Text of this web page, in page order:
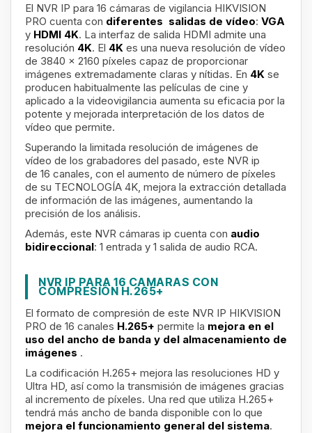
El NVR IP para 16 cámaras de vigilancia HIKVISION
PRO cuenta con diferentes salidas de vídeo: VGA
y HDMI 4K. La interfaz de salida HDMI admite una
resolución 4K. El 4K es una nueva resolución de vídeo
de 3840 x 2160 píxeles capaz de proporcionar
imágenes extremadamente claras y nítidas. En 4K se
producen habitualmente las películas de cine y
aplicado a la videovigilancia aumenta su eficacia por la
potente y mejorada interpretación de los datos de
vídeo que permite.
Superando la limitada resolución de imágenes de
vídeo de los grabadores del pasado, este NVR ip
de 16 canales, con el aumento de número de píxeles
de su TECNOLOGÍA 4K, mejora la extracción detallada
de información de las imágenes, aumentando la
precisión de los análisis.
Además, este NVR cámaras ip cuenta con audio
bidireccional: 1 entrada y 1 salida de audio RCA.
NVR IP PARA 16 CAMARAS CON
COMPRESIÓN H.265+
El formato de compresión de este NVR IP HIKVISION
PRO de 16 canales H.265+ permite la mejora en el
uso del ancho de banda y del almacenamiento de
imágenes .
La codificación H.265+ mejora las resoluciones HD y
Ultra HD, así como la transmisión de imágenes gracias
al incremento de píxeles. Una red que utiliza H.265+
tendrá más ancho de banda disponible con lo que
mejora el funcionamiento general del sistema.